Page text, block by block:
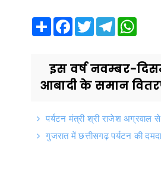
Share Facebook
TwitterTelegram
इस वर्ष नवम्बर-
आबादी के समान
पर्यटन मंत्री श्री राजेश अग्रवाल
गुजरात में छत्तीसगढ़ पर्यटन की